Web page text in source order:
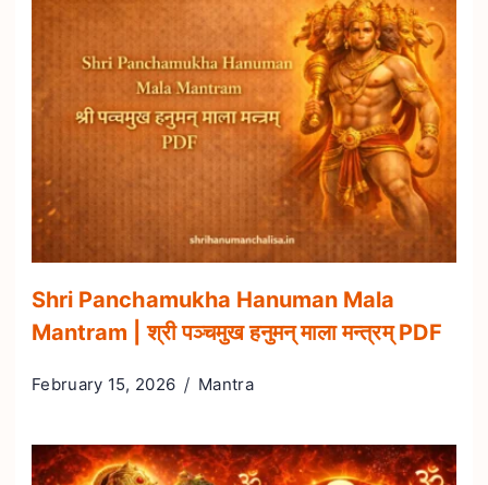
Shri Panchamukha Hanuman Mala
Mantram | श्री पञ्चमुख हनुमन् माला मन्त्रम् PDF
February 15, 2026 Mantra